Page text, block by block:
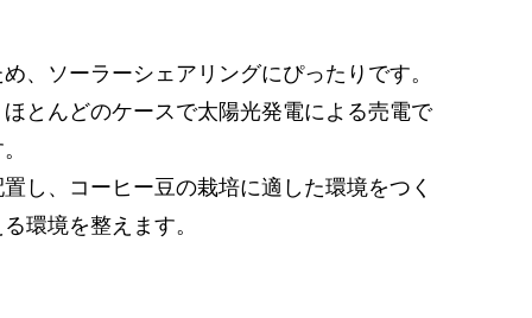
、ソーラーシェアリングにぴったりです。
とんどのケースで太陽光発電による売電で
し、コーヒー豆の栽培に適した環境をつく
環境を整えます。